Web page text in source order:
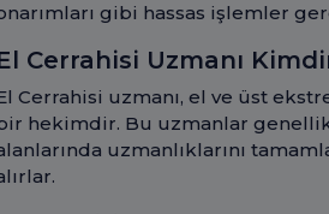
gibi hassas işlemler
Cerrahisi Uzmanı
Cerrahisi uzmanı, el ve üst
hekimdir. Bu uzmanlar
uzmanlıklarını